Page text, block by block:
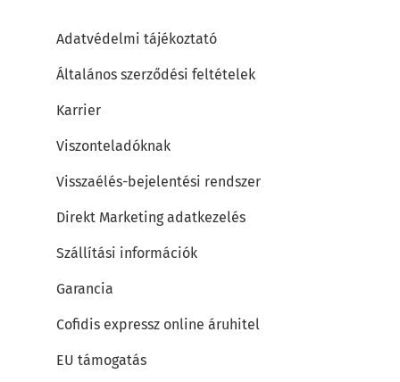
Adatvédelmi tájékoztató
Általános szerződési feltételek
Karrier
Viszonteladóknak
Visszaélés-bejelentési rendszer
Direkt Marketing adatkezelés
Szállítási információk
Garancia
Cofidis expressz online áruhitel
EU támogatás